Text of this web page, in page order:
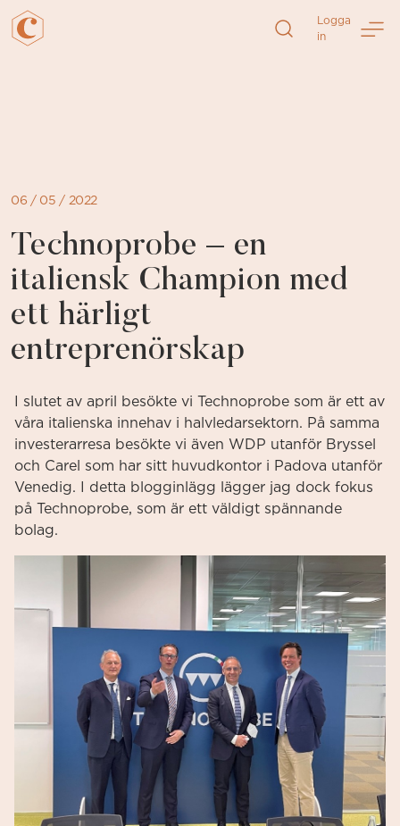
Logga
in
06 / 05 / 2022
Technoprobe – en
italiensk Champion med
ett härligt
entreprenörskap
I slutet av april besökte vi Technoprobe som är ett av
våra italienska innehav i halvledarsektorn. På samma
investerarresa besökte vi även WDP utanför Bryssel
och Carel som har sitt huvudkontor i Padova utanför
Venedig. I detta blogginlägg lägger jag dock fokus
på Technoprobe, som är ett väldigt spännande
bolag.